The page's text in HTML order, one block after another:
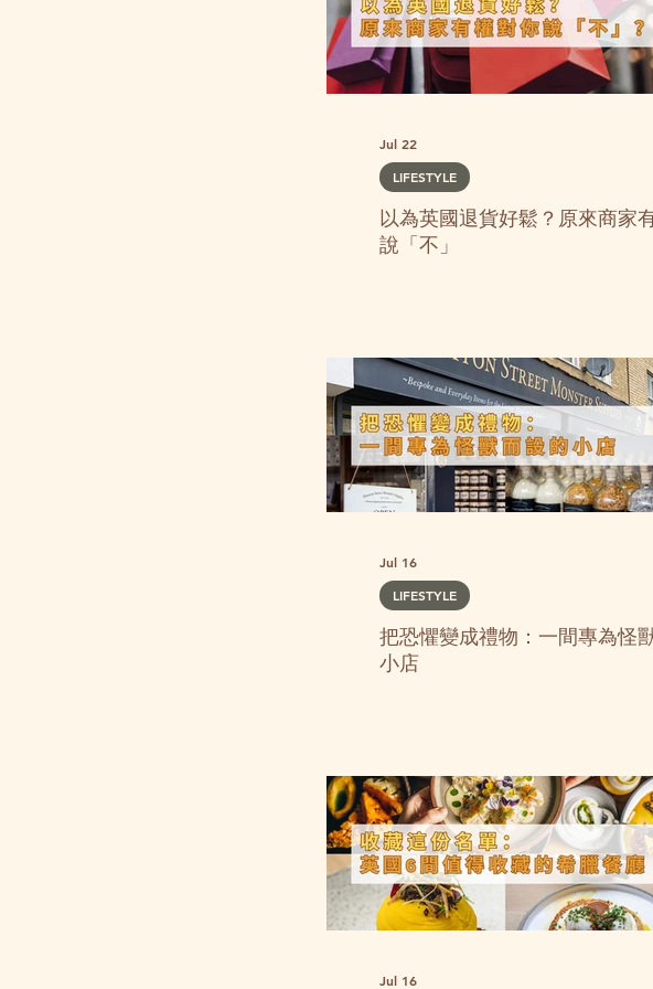
以為英國退貨好鬆？原來商家
說「不」
LIFESTYLE
Jul 22
把恐懼變成禮物：一間專為怪
小店
LIFESTYLE
Jul 16
Jul 16